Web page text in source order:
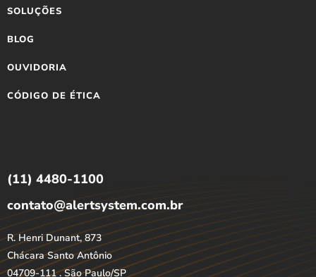
SOLUÇÕES
BLOG
OUVIDORIA
CÓDIGO DE ÉTICA
(11) 4480-1100
contato@alertsystem.com.br
R. Henri Dunant, 873
Chácara Santo Antônio
04709-111 . São Paulo/SP